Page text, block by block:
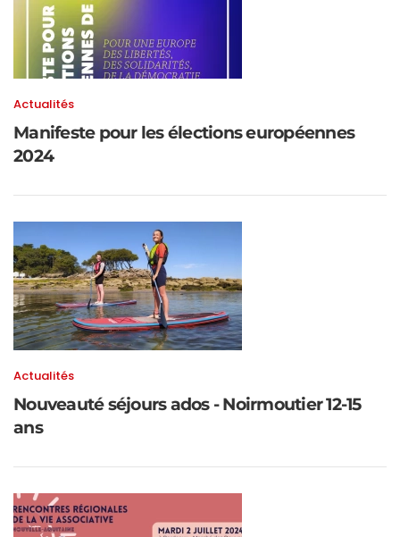
Actualités
Manifeste pour les élections européennes
2024
Actualités
Nouveauté séjours ados - Noirmoutier 12-15
ans